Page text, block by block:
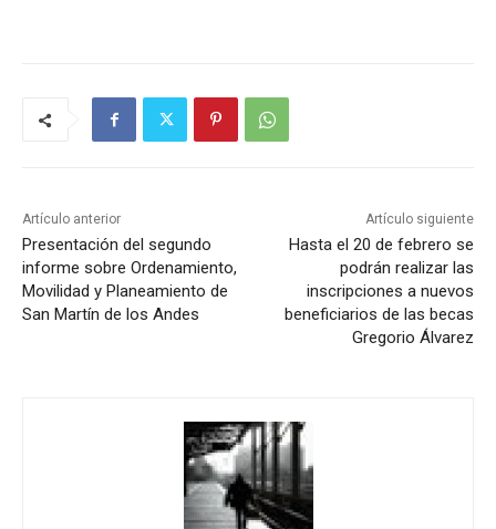
Artículo anterior
Presentación del segundo
informe sobre Ordenamiento,
Movilidad y Planeamiento de
San Martín de los Andes
Artículo siguiente
Hasta el 20 de febrero se
podrán realizar las
inscripciones a nuevos
beneficiarios de las becas
Gregorio Álvarez